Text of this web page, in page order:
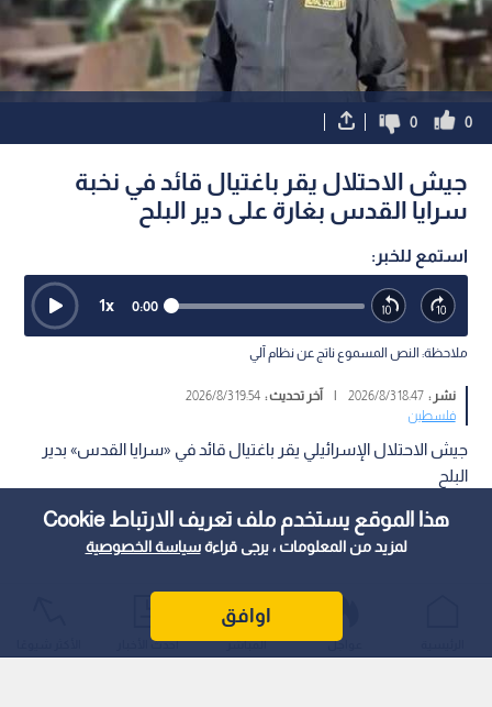
هذا الموقع يستخدم ملف تعريف الارتباط Cookie
لمزيد من المعلومات ، يرجى قراءةسياسة الخصوصية
اوافق
0
0
جيش الاحتلال يقر باغتيال قائد في نخبة
سرايا القدس بغارة على دير البلح
استمع للخبر:
0:00
1x
ملاحظة: النص المسموع ناتج عن نظام آلي
نشر :18:47 2026/8/3 آخر تحديث :19:54 2026/8/3
فلسطين
جيش الاحتلال الإسرائيلي يقر باغتيال قائد في «سرايا القدس» بدير
البلح
عواجل المباشر أحدث الأخبار